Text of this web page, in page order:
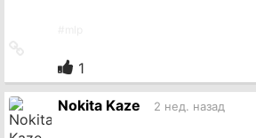
источник
1
Nokita Kaze 2 нед. назад